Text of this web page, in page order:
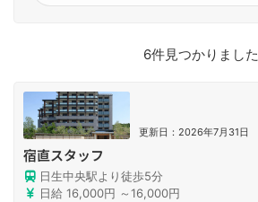
6件見つかりました
更新日：2026年7月31日
宿直スタッフ
日生中央駅より徒歩5分
日給 16,000円 ～16,000円